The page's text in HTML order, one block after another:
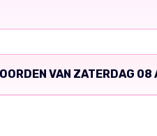
VAN ZATERDAG